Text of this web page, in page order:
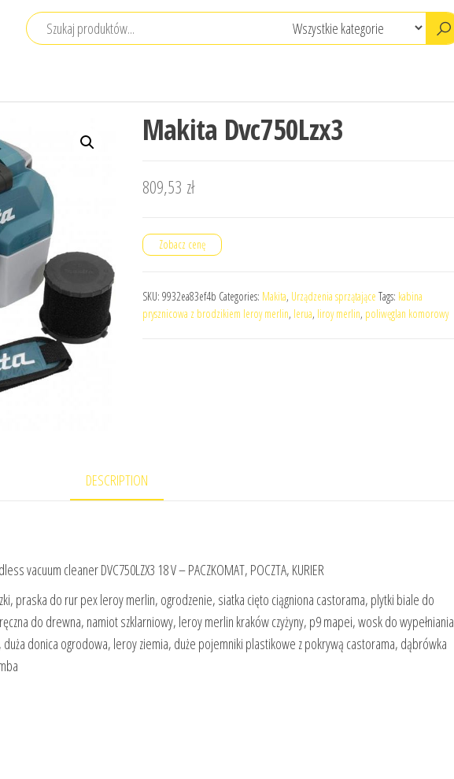
Makita Dvc750Lzx3
809,53 zł
Zobacz cenę
SKU: 9932ea83ef4b Categories: Makita, Urządzenia sprzątające Tags: kabina
prysznicowa z brodzikiem leroy merlin, lerua, liroy merlin, poliwęglan komorowy
DESCRIPTION
vacuum cleaner DVC750LZX3 18 V – PACZKOMAT, POCZTA, KURIER
praska do rur pex leroy merlin, ogrodzenie, siatka cięto ciągniona castorama, plytki biale do
do drewna, namiot szklarniowy, leroy merlin kraków czyżyny, p9 mapei, wosk do wypełniania
donica ogrodowa, leroy ziemia, duże pojemniki plastikowe z pokrywą castorama, dąbrówka